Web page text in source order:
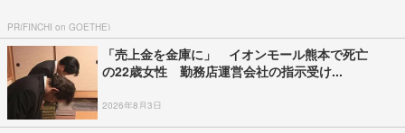
PR(FINCHI on GOETHE)
「売上金を金庫に」 イオンモール熊本で死亡
の22歳女性 勤務店運営会社の指示受け...
2026年8月3日